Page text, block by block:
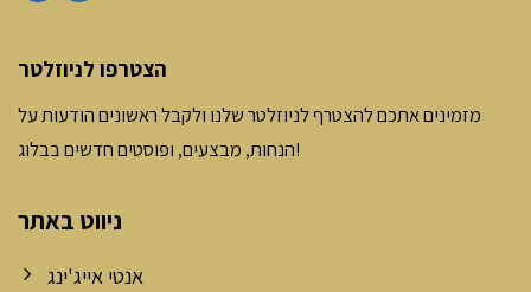
ניווט באתר
אנטי אייג'ינג
הצטרפו לניוזלטר
מזמינים אתכם להצטרף לניוזלטר שלנו ולקבל ראשונים הודעות על
הנחות, מבצעים, ופוסטים חדשים בבלוג!